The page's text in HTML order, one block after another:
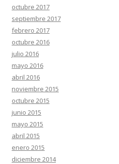
octubre 2017
septiembre 2017
febrero 2017
octubre 2016
julio 2016
mayo 2016
abril 2016
noviembre 2015
octubre 2015
junio 2015
mayo 2015
abril 2015
enero 2015
diciembre 2014